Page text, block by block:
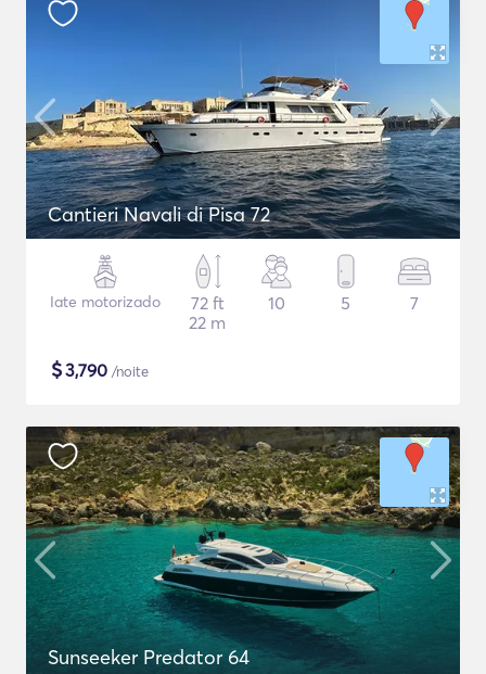
Cantieri Navali di Pisa 72
Iate motorizado
72 ft
22 m
10 5 7
$3,790 /noite
Sunseeker Predator 64